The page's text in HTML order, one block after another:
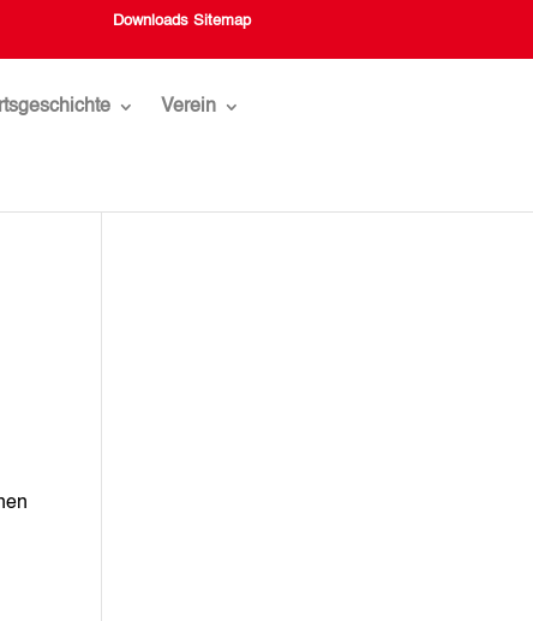
Downloads Sitemap
Verein